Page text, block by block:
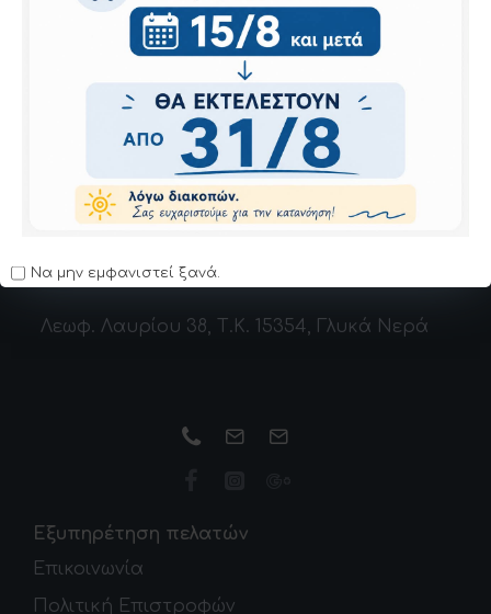
Να μην εμφανιστεί ξανά.
8,99€
Αγορά
Έχετε φτάσει στο τέλος της λίστας.
Λεωφ. Λαυρίου 38, Τ.Κ. 15354, Γλυκά Νερά
Εξυπηρέτηση πελατών
Επικοινωνία
Πολιτική Επιστροφών